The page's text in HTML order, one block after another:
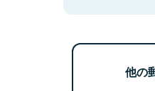
他の